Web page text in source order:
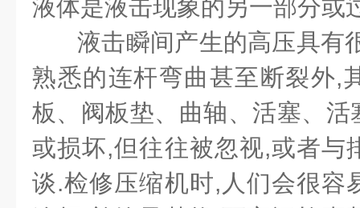
液体是液击现象的另一部分或
液击瞬间产生的高压具有
熟悉的连杆弯曲甚至断裂外,
板、阀板垫、曲轴、活塞、
或损坏,但往往被忽视,或者与
谈.检修压缩机时,人们会很容